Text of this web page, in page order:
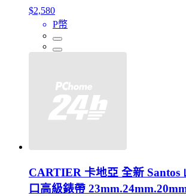
$2,580
P幣
CARTIER 卡地亞 全新 Santos
口高級錶帶